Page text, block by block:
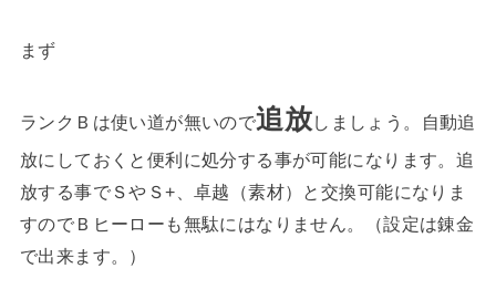
まず
ランクＢは使い道が無いので追放しましょう。自動追
放にしておくと便利に処分する事が可能になります。追
放する事でＳやＳ+、卓越（素材）と交換可能になりま
すのでＢヒーローも無駄にはなりません。（設定は錬金
で出来ます。）